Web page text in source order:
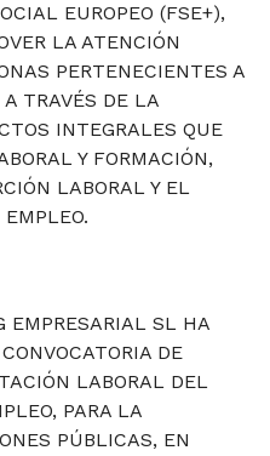
EUROPEO (FSE+),
LA ATENCIÓN
PERTENECIENTES A
TRAVÉS DE LA
INTEGRALES QUE
Y FORMACIÓN,
LABORAL Y EL
EMPRESARIAL SL HA
DE
LABORAL DEL
PARA LA
PÚBLICAS, EN